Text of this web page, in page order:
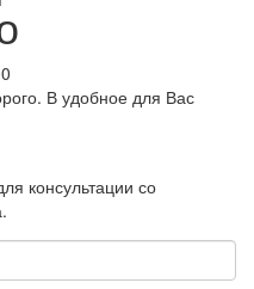
В удобное для Вас
консультации со